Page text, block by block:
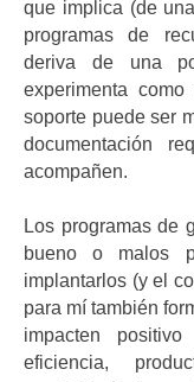
que implica (de
programas de
deriva de una
experimenta
soporte puede ser
documentación
acompañen.
Los programas de
bueno o malos
implantarlos (y el
para mí también
impacten
eficiencia,